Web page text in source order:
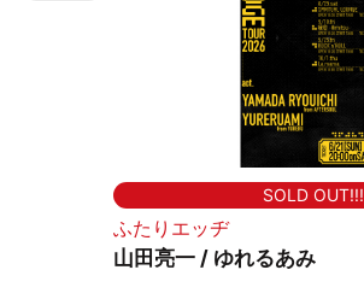
SOLD OUT!!!
ふたりエッヂ
山田亮一 / ゆれるあみ